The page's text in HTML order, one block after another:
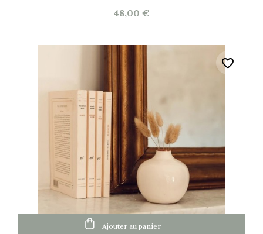
48,00 €
Ajouter au panier
favorite_border